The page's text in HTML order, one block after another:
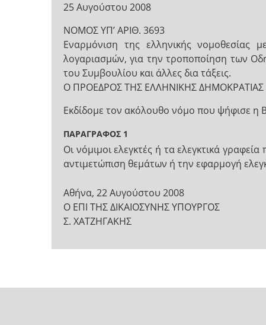
25 Αυγούστου 2008
ΝΟΜΟΣ ΥΠ’ ΑΡΙΘ. 3693
Εναρμόνιση της ελληνικής
λογαριασμών, για την τροποποίηση των
του Συμβουλίου και άλλες δια τάξεις.
Ο ΠΡΟΕΔΡΟΣ ΤΗΣ ΕΛΛΗΝΙΚΗΣ ΔΗΜΟΚΡΑΤΙΑΣ
Εκδίδομε τον ακόλουθο νόμο που ψήφισε η
ΠΑΡΑΓΡΑΦΟΣ 1
Οι νόμιμοι ελεγκτές ή τα ελεγκτικά
αντιμετώπιση θεμάτων ή την εφαρμογή
Αθήνα, 22 Αυγούστου 2008
Ο ΕΠΙ ΤΗΣ ΔΙΚΑΙΟΣΥΝΗΣ ΥΠΟΥΡΓΟΣ
Σ. ΧΑΤΖΗΓΑΚΗΣ